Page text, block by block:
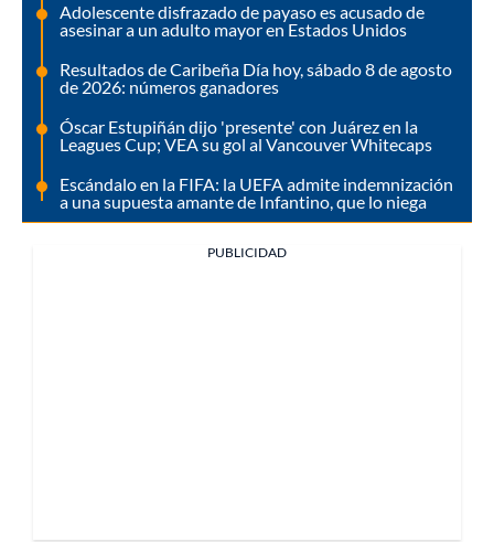
Adolescente disfrazado de payaso es acusado de
asesinar a un adulto mayor en Estados Unidos
Resultados de Caribeña Día hoy, sábado 8 de agosto
de 2026: números ganadores
Óscar Estupiñán dijo 'presente' con Juárez en la
Leagues Cup; VEA su gol al Vancouver Whitecaps
Escándalo en la FIFA: la UEFA admite indemnización
a una supuesta amante de Infantino, que lo niega
PUBLICIDAD